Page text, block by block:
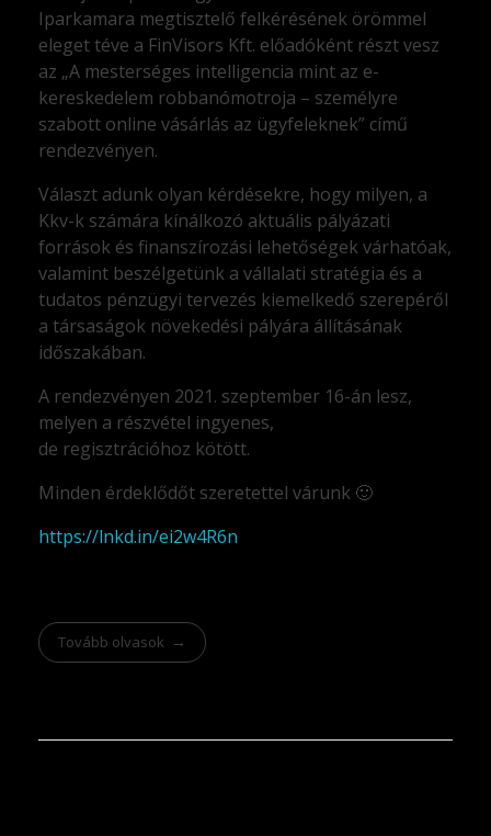
Iparkamara megtisztelő felkérésének örömmel
eleget téve a FinVisors Kft. előadóként részt vesz
az „A mesterséges intelligencia mint az e-
kereskedelem robbanómotroja – személyre
szabott online vásárlás az ügyfeleknek” című
rendezvényen.
Választ adunk olyan kérdésekre, hogy milyen, a
Kkv-k számára kínálkozó aktuális pályázati
források és finanszírozási lehetőségek várhatóak,
valamint beszélgetünk a vállalati stratégia és a
tudatos pénzügyi tervezés kiemelkedő szerepéről
a társaságok növekedési pályára állításának
időszakában.
A rendezvényen 2021. szeptember 16-án lesz,
melyen a részvétel ingyenes,
de regisztrációhoz kötött.
Minden érdeklődőt szeretettel várunk 🙂
https://lnkd.in/ei2w4R6n
Tovább olvasok